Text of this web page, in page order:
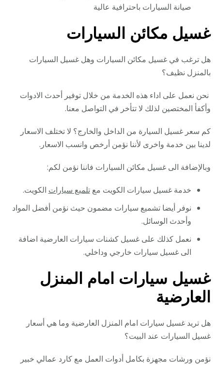
صيانة السيارات باحترافية عالية
غسيل مكائن السيارات
هل ترغب في غسيل مكائن السيارات وهل غسيل السيارات
بالمنزل نظيف؟
نحن نعمل على اداء هذه الخدمة من خلال توفير أحدث الادوات
وأكفأ المختصين لذلك لا تتأخر في التواصل معنا.
كم سعر غسيل السيارة من الداخل والخارج؟ لا تختلف الاسعار
لدينا بين خدمة واخرى لأننا نؤمن أرخص وانسب الاسعار.
وبالإضافة الى غسيل مكائن السيارات فاننا نؤمن لكم:
خدمة غسيل سيارات الكويت معتلميع سيارات الكويت.
نوفر أيضا تشميع سيارات مضمون حيث نؤمن أفضل المواد
وأحدث الوسائل.
نعمل كذلك على غسيل كشنات سيارات العارضية اضافة
الى غسيل سيارات خارجي وداخلي.
غسيل سيارات امام المنزل
العارضية
هل تريد غسيل سيارات امام المنزل العارضية وما هي أسعار
غسيل السيارات عند البيت؟
نؤمن ورشات مجهزة بكامل أدوات العمل مع كارد عمالي خبير